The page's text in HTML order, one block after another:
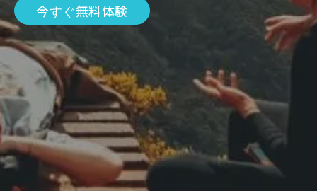
今すぐ無料体験